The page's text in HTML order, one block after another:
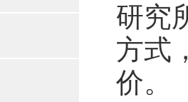
研究
方式
价。